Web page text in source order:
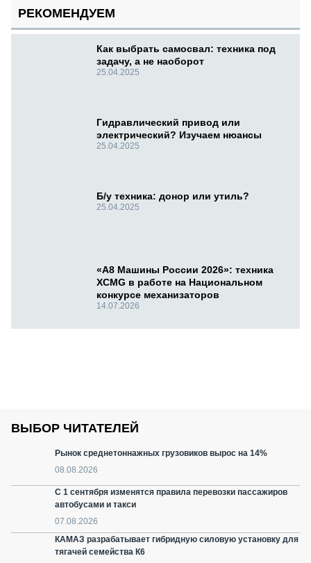
РЕКОМЕНДУЕМ
Как выбрать самосвал: техника под
задачу, а не наоборот
25.04.2025
Гидравлический привод или
электрический? Изучаем нюансы
25.04.2025
Б/у техника: донор или утиль?
25.04.2025
«А8 Машины России 2026»: техника
XCMG в работе на Национальном
конкурсе механизаторов
14.07.2026
ВЫБОР ЧИТАТЕЛЕЙ
Рынок среднетоннажных грузовиков вырос на 14%
08.08.2026
С 1 сентября изменятся правила перевозки пассажиров
автобусами и такси
07.08.2026
КАМАЗ разрабатывает гибридную силовую установку для
тягачей семейства К6